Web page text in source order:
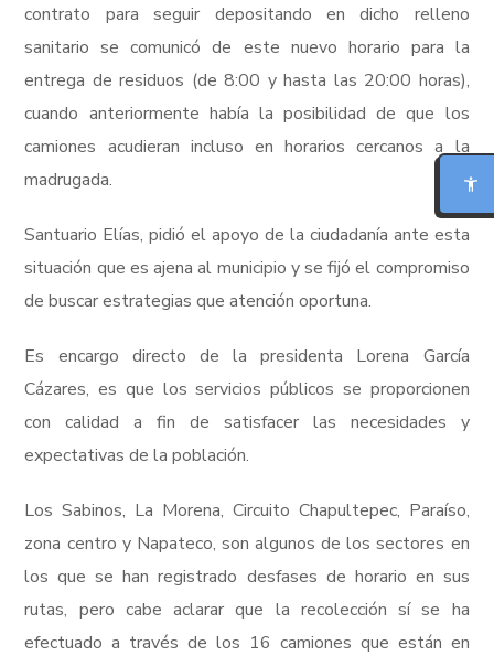
contrato para seguir depositando en dicho relleno
sanitario se comunicó de este nuevo horario para la
entrega de residuos (de 8:00 y hasta las 20:00 horas),
cuando anteriormente había la posibilidad de que los
camiones acudieran incluso en horarios cercanos a la
madrugada.
Santuario Elías, pidió el apoyo de la ciudadanía ante esta
situación que es ajena al municipio y se fijó el compromiso
de buscar estrategias que atención oportuna.
Es encargo directo de la presidenta Lorena García
Cázares, es que los servicios públicos se proporcionen
con calidad a fin de satisfacer las necesidades y
expectativas de la población.
Los Sabinos, La Morena, Circuito Chapultepec, Paraíso,
zona centro y Napateco, son algunos de los sectores en
los que se han registrado desfases de horario en sus
rutas, pero cabe aclarar que la recolección sí se ha
efectuado a través de los 16 camiones que están en
MODO FOCO
REGLA DE LECTURA
RESUMIR ESTA PÁGINA